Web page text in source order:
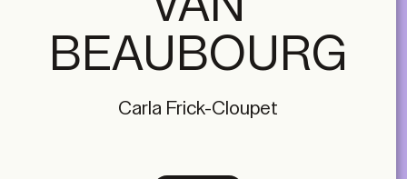
BEAUBOURG
Carla Frick-Cloupet